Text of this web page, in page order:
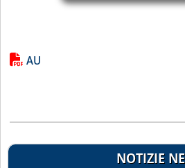
Lista allegati PDF alla
AU
NOTIZIE